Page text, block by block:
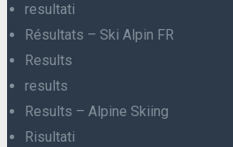
resultati
Résultats – Ski Alpin FR
Results
results
Results – Alpine Skiing
Risultati